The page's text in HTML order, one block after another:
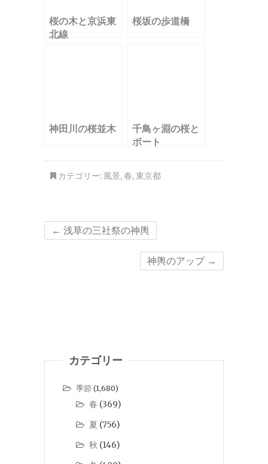
桜の木と京浜東
北線
桜坂の歩道橋
神田川の桜並木
千鳥ヶ淵の桜と
ボート
カテゴリー: 風景,春,東京都
← 浅草の三社祭の神輿
神輿のアップ →
カテゴリー
季節 (1,680)
春 (369)
夏 (756)
秋 (146)